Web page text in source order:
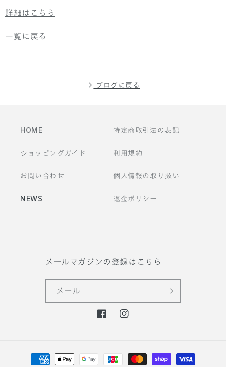
詳細はこちら
一覧に戻る
ブログに戻る
HOME 特定商取引法の表記
ショッピングガイド 利用規約
お問い合わせ 個人情報の取り扱い
NEWS 返金ポリシー
メールマガジンの登録はこちら
メール
F
e
I
t
決